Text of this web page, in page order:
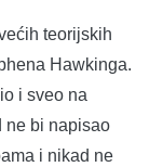
teorijskih
Hawkinga.
i sveo na
ne bi napisao
i nikad ne